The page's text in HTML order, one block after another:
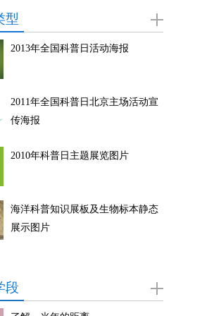
型
2013年全国科普日活动海报
2011年全国科普日北京主场活动宣
传海报
2010年科普日主题展览图片
海洋科普知识展板及生物标本静态
展示图片
段